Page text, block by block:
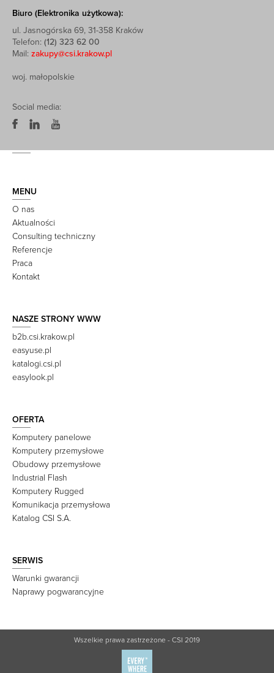
Biuro (Elektronika użytkowa):
ul. Jasnogórska 69, 31-358 Kraków
Telefon: (12) 323 62 00
Mail: zakupy@csi.krakow.pl
woj. małopolskie
Social media:
MENU
O nas
Aktualności
Consulting techniczny
Referencje
Praca
Kontakt
NASZE STRONY WWW
b2b.csi.krakow.pl
easyuse.pl
katalogi.csi.pl
easylook.pl
OFERTA
Komputery panelowe
Komputery przemysłowe
Obudowy przemysłowe
Industrial Flash
Komputery Rugged
Komunikacja przemysłowa
Katalog CSI S.A.
SERWIS
Warunki gwarancji
Naprawy pogwarancyjne
Wszelkie prawa zastrzeżone - CSI 2019